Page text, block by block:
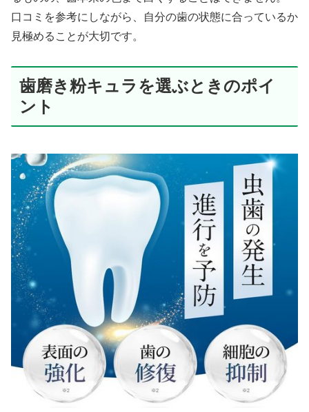
口コミを参考にしながら、自分の歯の状態に合っているか
見極めることが大切です。
歯磨き粉キュラを選ぶときのポイ
ント